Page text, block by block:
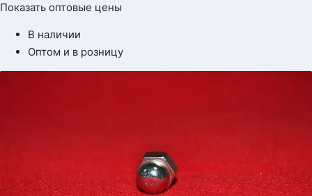
Показать оптовые цены
В наличии
Оптом и в розницу